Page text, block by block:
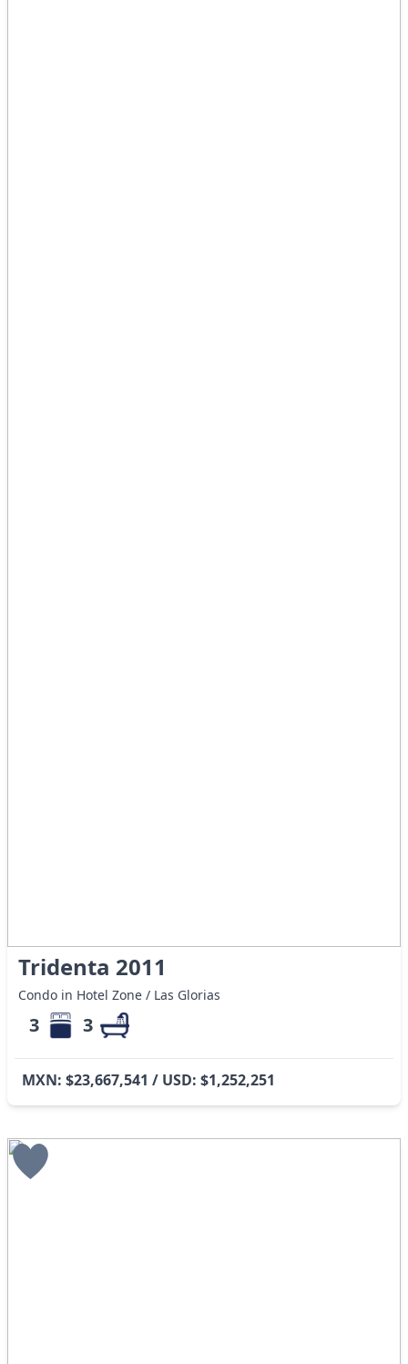
Tridenta 2011
Condo in Hotel Zone / Las Glorias
3 3
MXN: $23,667,541 / USD: $1,252,251